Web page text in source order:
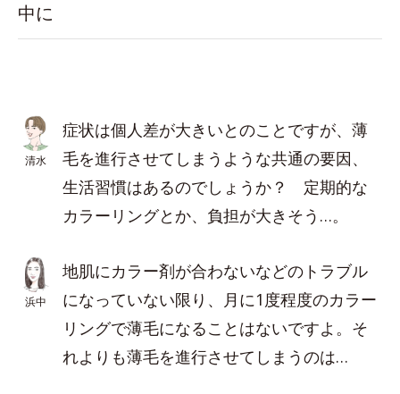
中に
清水
症状は個人差が大きいとのことですが、薄
毛を進行させてしまうような共通の要因、
生活習慣はあるのでしょうか？ 定期的な
カラーリングとか、負担が大きそう…。
浜中
地肌にカラー剤が合わないなどのトラブル
になっていない限り、月に1度程度のカラー
リングで薄毛になることはないですよ。そ
れよりも薄毛を進行させてしまうのは…